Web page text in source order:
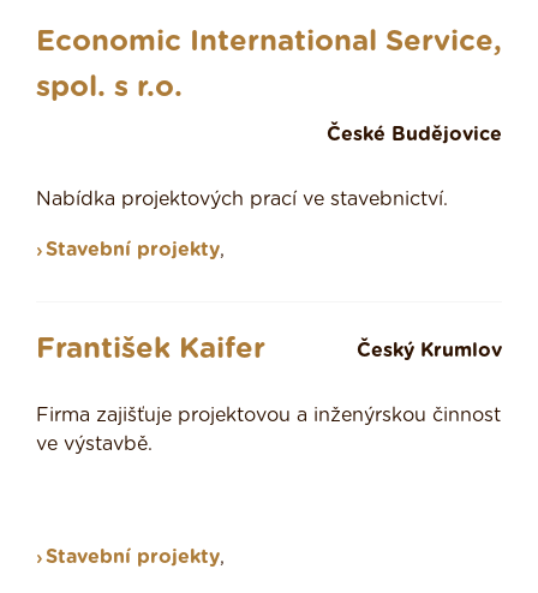
Economic International Service,
spol. s r.o.
České Budějovice
Nabídka projektových prací ve stavebnictví.
Stavební projekty,
František Kaifer Český Krumlov
Firma zajišťuje projektovou a inženýrskou činnost
ve výstavbě.
Stavební projekty,